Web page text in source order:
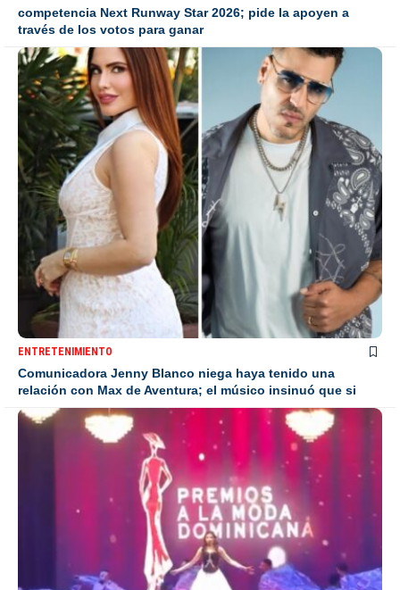
competencia Next Runway Star 2026; pide la apoyen a
través de los votos para ganar
ENTRETENIMIENTO
Comunicadora Jenny Blanco niega haya tenido una
relación con Max de Aventura; el músico insinuó que si